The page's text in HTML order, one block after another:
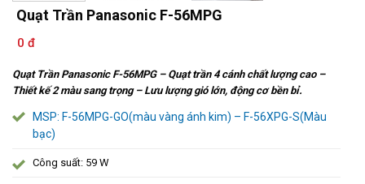
Quạt Trần Panasonic F-56MPG
0 đ
Quạt Trần Panasonic F-56MPG – Quạt trần 4 cánh chất lượng cao –
Thiết kế 2 màu sang trọng – Lưu lượng gió lớn, động cơ bền bỉ.
MSP: F-56MPG-GO(màu vàng ánh kim) – F-56XPG-S(Màu
bạc)
Công suất: 59 W